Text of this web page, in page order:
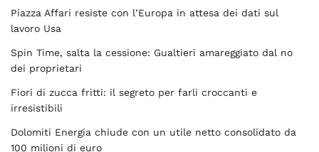
Piazza Affari resiste con l’Europa in attesa dei dati sul
lavoro Usa
Spin Time, salta la cessione: Gualtieri amareggiato dal no
dei proprietari
Fiori di zucca fritti: il segreto per farli croccanti e
irresistibili
Dolomiti Energia chiude con un utile netto consolidato da
100 milioni di euro